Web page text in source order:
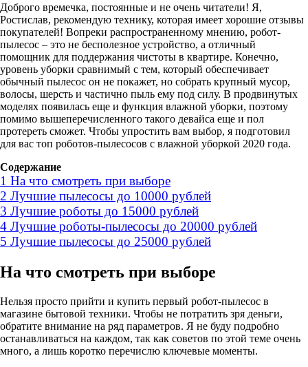
Доброго времечка, постоянные и не очень читатели! Я,
Ростислав, рекомендую технику, которая имеет хорошие отзывы
покупателей! Вопреки распространенному мнению, робот-
пылесос – это не бесполезное устройство, а отличный
помощник для поддержания чистоты в квартире. Конечно,
уровень уборки сравнимый с тем, который обеспечивает
обычный пылесос он не покажет, но собрать крупный мусор,
волосы, шерсть и частично пыль ему под силу. В продвинутых
моделях появилась еще и функция влажной уборки, поэтому
помимо вышеперечисленного такого девайса еще и пол
протереть сможет. Чтобы упростить вам выбор, я подготовил
для вас топ роботов-пылесосов с влажной уборкой 2020 года.
Содержание
1 На что смотреть при выборе
2 Лучшие пылесосы до 10000 рублей
3 Лучшие роботы до 15000 рублей
4 Лучшие роботы-пылесосы до 20000 рублей
5 Лучшие пылесосы до 25000 рублей
На что смотреть при выборе
Нельзя просто прийти и купить первый робот-пылесос в
магазине бытовой техники. Чтобы не потратить зря деньги,
обратите внимание на ряд параметров. Я не буду подробно
останавливаться на каждом, так как советов по этой теме очень
много, а лишь коротко перечислю ключевые моменты.